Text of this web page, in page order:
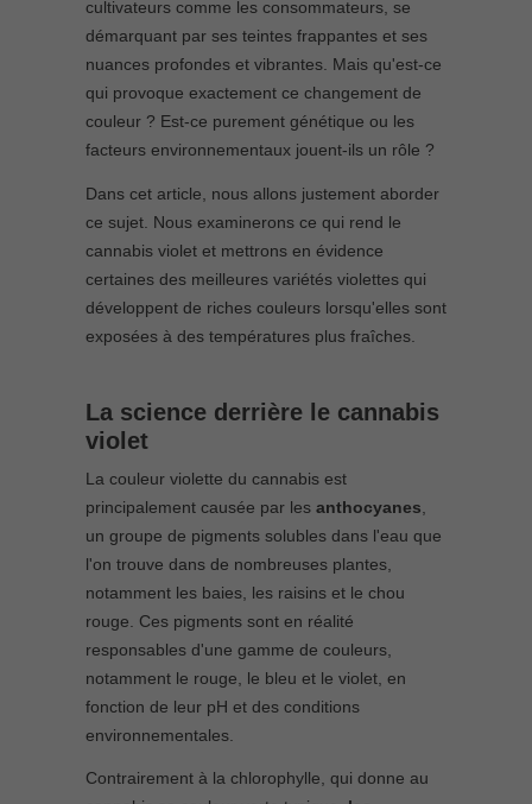
cultivateurs comme les consommateurs, se
démarquant par ses teintes frappantes et ses
nuances profondes et vibrantes. Mais qu'est-ce
qui provoque exactement ce changement de
couleur ? Est-ce purement génétique ou les
facteurs environnementaux jouent-ils un rôle ?
Dans cet article, nous allons justement aborder
ce sujet. Nous examinerons ce qui rend le
cannabis violet et mettrons en évidence
certaines des meilleures variétés violettes qui
développent de riches couleurs lorsqu'elles sont
exposées à des températures plus fraîches.
La science derrière le cannabis
violet
La couleur violette du cannabis est
principalement causée par les anthocyanes
un groupe de pigments solubles dans l'eau que
l'on trouve dans de nombreuses plantes,
notamment les baies, les raisins et le chou
rouge. Ces pigments sont en réalité
responsables d'une gamme de couleurs,
notamment le rouge, le bleu et le violet, en
fonction de leur pH et des conditions
environnementales.
Contrairement à la chlorophylle, qui donne au